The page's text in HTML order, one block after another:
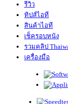
รีวิว
ทิปส์ไอที
สินค้าไอที
เช็ครอบหนัง
รวมคลิป
เครื่องมือ